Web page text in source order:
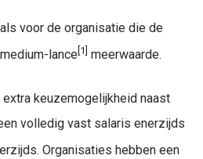
voor de organisatie die de
lance [1] meerwaarde.
keuzemogelijkheid naast
volledig vast salaris enerzijds
Organisaties hebben een